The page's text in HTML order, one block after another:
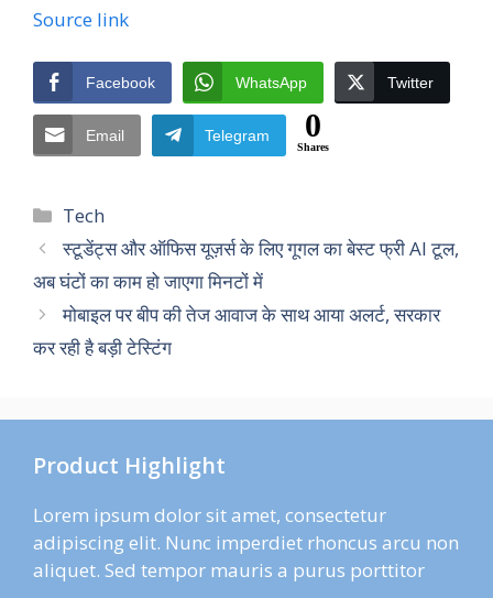
Source link
Facebook WhatsApp Twitter
Email Telegram 0
Shares
Categories
Tech
स्टूडेंट्स और ऑफिस यूज़र्स के लिए गूगल का बेस्ट फ्री AI टूल,
अब घंटों का काम हो जाएगा मिनटों में
मोबाइल पर बीप की तेज आवाज के साथ आया अलर्ट, सरकार
कर रही है बड़ी टेस्टिंग
Product Highlight
Lorem ipsum dolor sit amet, consectetur
adipiscing elit. Nunc imperdiet rhoncus arcu non
aliquet. Sed tempor mauris a purus porttitor